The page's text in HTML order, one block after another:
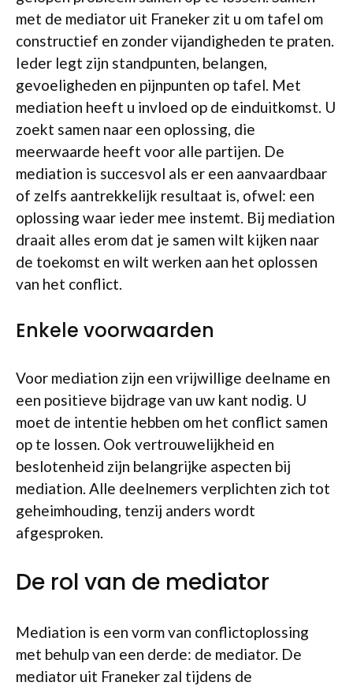
met de mediator uit Franeker zit u om tafel om
constructief en zonder vijandigheden te praten.
Ieder legt zijn standpunten, belangen,
gevoeligheden en pijnpunten op tafel. Met
mediation heeft u invloed op de einduitkomst. U
zoekt samen naar een oplossing, die
meerwaarde heeft voor alle partijen. De
mediation is succesvol als er een aanvaardbaar
of zelfs aantrekkelijk resultaat is, ofwel: een
oplossing waar ieder mee instemt. Bij mediation
draait alles erom dat je samen wilt kijken naar
de toekomst en wilt werken aan het oplossen
van het conflict.
Enkele voorwaarden
Voor mediation zijn een vrijwillige deelname en
een positieve bijdrage van uw kant nodig. U
moet de intentie hebben om het conflict samen
op te lossen. Ook vertrouwelijkheid en
beslotenheid zijn belangrijke aspecten bij
mediation. Alle deelnemers verplichten zich tot
geheimhouding, tenzij anders wordt
afgesproken.
De rol van de mediator
Mediation is een vorm van conflictoplossing
met behulp van een derde: de mediator. De
mediator uit Franeker zal tijdens de